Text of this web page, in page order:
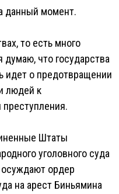
данный момент.
то есть много
что государства
идет о предотвращении
людей к
преступления.
Штаты
уголовного суда
осуждают ордер
на арест Биньямина